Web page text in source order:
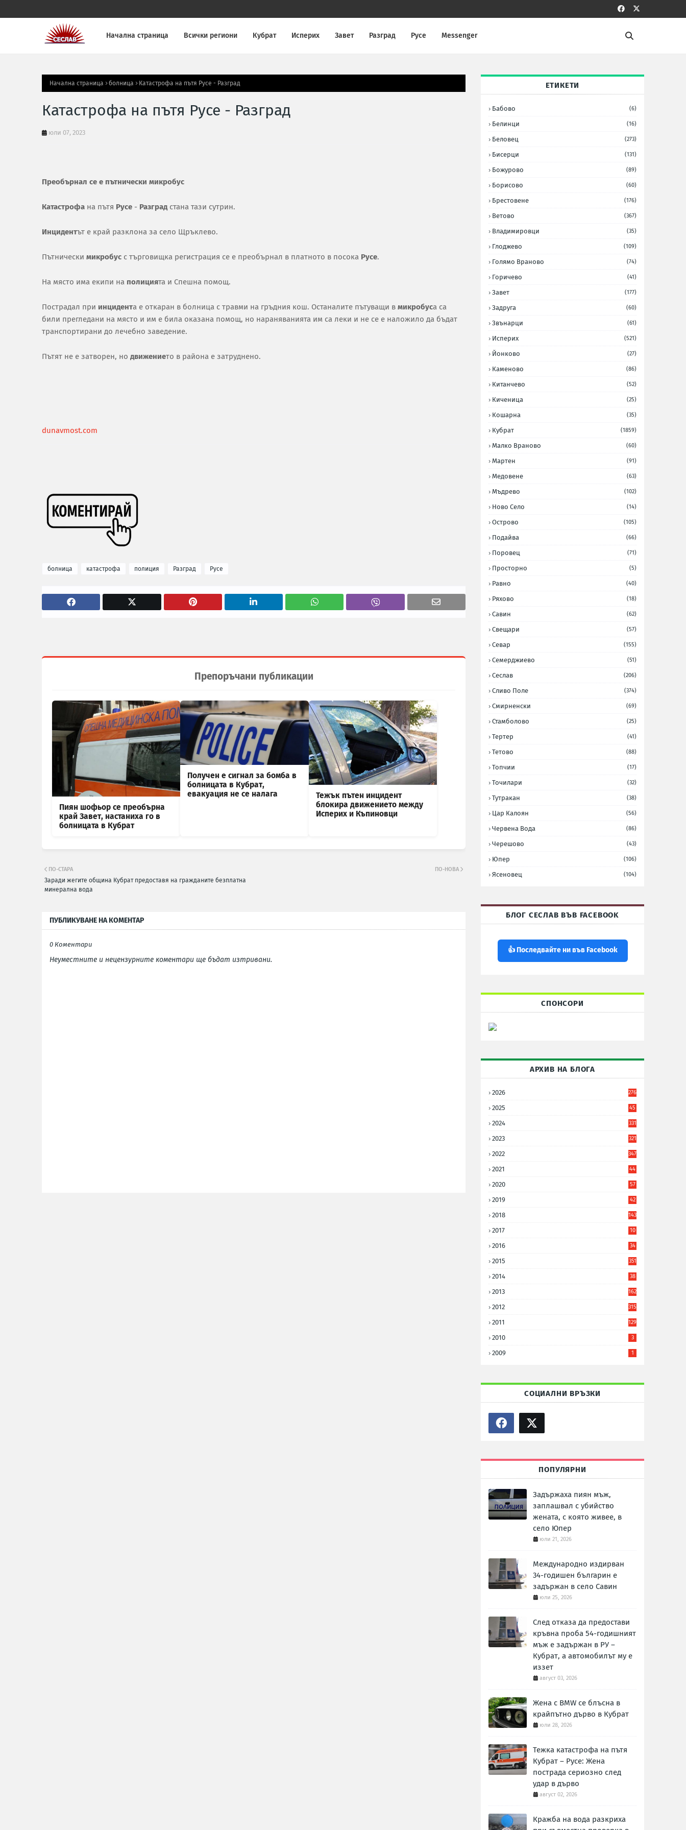
Начална страница Всички региони Кубрат Исперих Завет Разград Русе Messenger
Начална страница болница Катастрофа на пътя Русе - Разград
Катастрофа на пътя Русе - Разград
юли 07, 2023
Преобърнал се е пътнически микробус
Катастрофа на пътя Русе - Разградстана тази сутрин.
Инцидентът е край разклона за село Щръклево.
Пътнически микробус с търговищка регистрация се е преобърнал в платното в посока Русе.
На място има екипи на полицията и Спешна помощ.
Пострадал при инцидента е откаран в болница с травми на гръдния кош. Останалите пътуващи в микробуса са
били прегледани на място и им е била оказана помощ, но нараняванията им са леки и не се е наложило да бъдат
транспортирани до лечебно заведение.
Пътят не е затворен, но движението в района е затруднено.
dunavmost.com
болница катастрофа полиция Разград Русе
Препоръчани публикации
Пиян шофьор се преобърна
край Завет, настаниха го в
болницата в Кубрат
Получен е сигнал за бомба в
болницата в Кубрат,
евакуация не се налага
Тежък пътен инцидент
блокира движението между
Исперих и Къпиновци
ПО-НОВА
ПО-СТАРА
Заради жегите община Кубрат предоставя на гражданите безплатна
минерална вода
ПУБЛИКУВАНЕ НА КОМЕНТАР
0 Коментари
Неуместните и нецензурните коментари ще бъдат изтривани.
ЕТИКЕТИ
Бабово (6)
Белинци (16)
Беловец (273)
Бисерци (131)
Божурово (89)
Борисово (60)
Брестовене (176)
Ветово (367)
Владимировци (35)
Глоджево (109)
Голямо Враново (74)
Горичево (41)
Завет (177)
Задруга (60)
Звънарци (61)
Исперих (521)
Йонково (27)
Каменово (86)
Китанчево (52)
Киченица (25)
Кошарна (35)
Кубрат (1859)
Малко Враново (60)
Мартен (91)
Медовене (63)
Мъдрево (102)
Ново Село (14)
Острово (105)
Подайва (66)
Поровец (71)
Просторно (5)
Равно (40)
Ряхово (18)
Савин (62)
Свещари (57)
Севар (155)
Семерджиево (51)
Сеслав (206)
Сливо Поле (374)
Смирненски (69)
Стамболово (25)
Тертер (41)
Тетово (88)
Топчии (17)
Точилари (32)
Тутракан (38)
Цар Калоян (56)
Червена Вода (86)
Черешово (43)
Юпер (106)
Ясеновец (104)
БЛОГ СЕСЛАВ ВЪВ FACEBOOK
👍 Последвайте ни във Facebook
СПОНСОРИ
АРХИВ НА БЛОГА
2026 276
2025
45
2024 331
2023 321
2022 347
2021
44
2020
57
2019
42
2018 143
2017
10
2016
34
2015 351
2014
38
2013 162
2012 315
2011 129
2010 3
2009 1
СОЦИАЛНИ ВРЪЗКИ
ПОПУЛЯРНИ
Задържаха пиян мъж,
заплашвал с убийство
жената, с която живее, в
село Юпер
юли 21, 2026
Международно издирван
34-годишен българин е
задържан в село Савин
юли 25, 2026
След отказа да предостави
кръвна проба 54-годишният
мъж е задържан в РУ –
Кубрат, а автомобилът му е
иззет
август 03, 2026
Жена с BMW се блъсна в
крайпътно дърво в Кубрат
юли 28, 2026
Тежка катастрофа на пътя
Кубрат – Русе: Жена
пострада сериозно след
удар в дърво
август 02, 2026
Кражба на вода разкриха